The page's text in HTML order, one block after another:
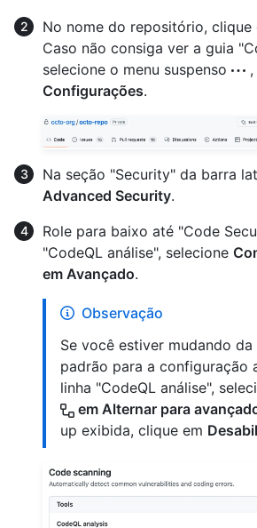
No nome do repositório, clique
Caso não consiga ver a guia
selecione o menu suspenso
Configurações.
Na seção "Security" da barra
Advanced Security.
Role para baixo até "Code
"CodeQL análise", selecione
em Avançado.
Observação
Se você estiver mudando
padrão para a configuração
linha "CodeQL análise",
em Alternar para
up exibida, clique em